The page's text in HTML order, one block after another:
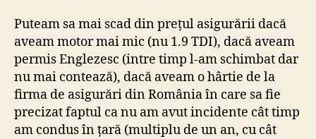
Puteam sa mai scad din prețul asigurării dacă
aveam motor mai mic (nu 1.9 TDI), dacă aveam
permis Englezesc (intre timp l-am schimbat dar
nu mai contează), dacă aveam o hârtie de la
firma de asigurări din România în care sa fie
precizat faptul ca nu am avut incidente cât timp
am condus în țară (multiplu de un an, cu cât